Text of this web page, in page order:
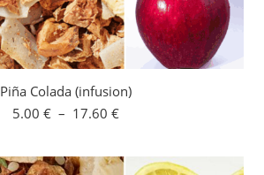
Piña Colada (infusion)
5.00 € – 17.60 €Plage
5.00 €